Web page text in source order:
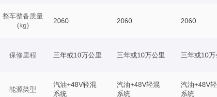
整车整备质量
(kg)
保修里程
能源类型
2060 2060 2060
三年或10万公里 三年或10万公里 三年或10万
汽油+48V轻混
系统
汽油+48V轻混
系统
汽油+48V
系统